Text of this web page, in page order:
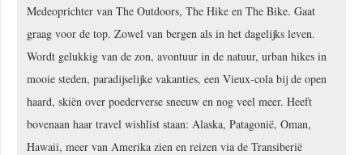
Medeoprichter van The Outdoors, The Hike en The Bike. Gaat
graag voor de top. Zowel van bergen als in het dagelijks leven.
Wordt gelukkig van de zon, avontuur in de natuur, urban hikes in
mooie steden, paradijselijke vakanties, een Vieux-cola bij de open
haard, skiën over poederverse sneeuw en nog veel meer. Heeft
bovenaan haar travel wishlist staan: Alaska, Patagonië, Oman,
Hawaii, meer van Amerika zien en reizen via de Transiberië